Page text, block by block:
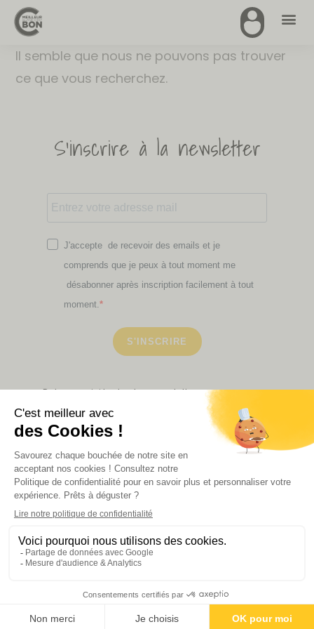
Il semble que nous ne pouvons pas trouver
ce que vous recherchez.
S'inscrire à la newsletter
J'accepte de recevoir des emails et je
comprends que je peux à tout moment me
désabonner après inscription facilement à tout
moment.
S'INSCRIRE
Retrouvez ici toutes les newsletters que vous avez
VOIR NOS PARTENAIRES
LA BOUTIQUE